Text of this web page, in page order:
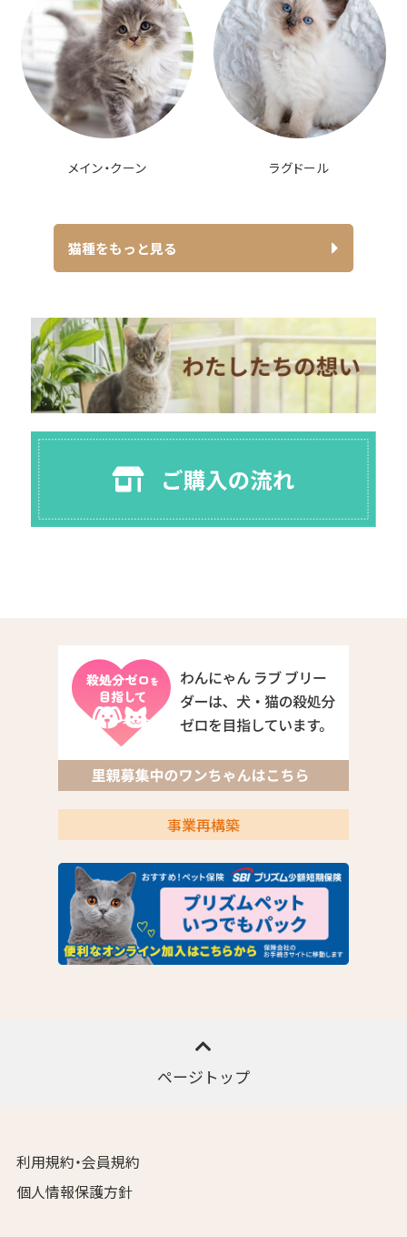
メイン・クーン ラグドール
猫種をもっと見る
事業再構築
ページトップ
利用規約・会員規約
個人情報保護方針